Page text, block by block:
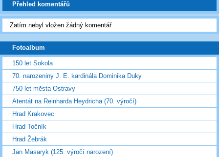
Přehled komentářů
Zatím nebyl vložen žádný komentář
Fotoalbum
150 let Sokola
70. narozeniny J. E. kardinála Dominika Duky
750 let města Ostravy
Atentát na Reinharda Heydricha (70. výročí)
Hrad Krakovec
Hrad Točník
Hrad Žebrák
Jan Masaryk (125. výročí narození)